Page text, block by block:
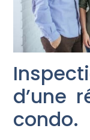
d’une
condo.